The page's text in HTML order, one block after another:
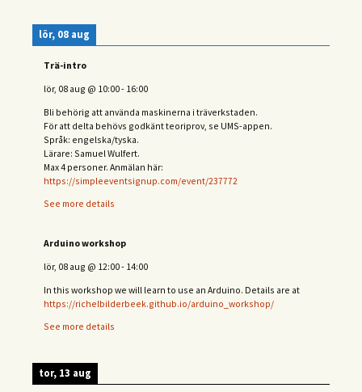
lör, 08 aug
Trä-intro
lör, 08 aug @ 10:00- 16:00
Bli behörig att använda maskinerna i träverkstaden.
För att delta behövs godkänt teoriprov, se UMS-appen.
Språk: engelska/tyska.
Lärare: Samuel Wulfert.
Max 4 personer. Anmälan här:
https://simpleeventsignup.com/event/237772
See more details
Arduino workshop
lör, 08 aug @ 12:00- 14:00
In this workshop we will learn to use an Arduino. Details are at
https://richelbilderbeek.github.io/arduino_workshop/
See more details
tor, 13 aug